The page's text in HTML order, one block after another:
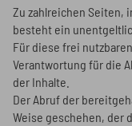
Zu zahlreichen Seiten,
besteht ein
Für diese frei
Verantwortung für die
der Inhalte.
Der Abruf der
Weise geschehen, der